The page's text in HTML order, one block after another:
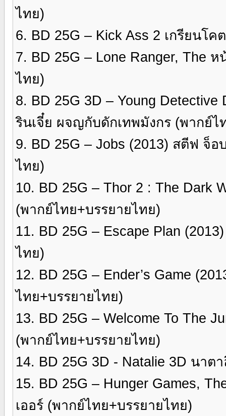
ไทย)
6. BD 25G – Kick Ass 2 เกรียนโ
7. BD 25G – Lone Ranger, The
ไทย)
8. BD 25G 3D – Young Detective
รินเจี๋ย ผจญกับดักเทพมังกร (พากย์ไ
9. BD 25G – Jobs (2013) สตีฟ จ็
ไทย)
10. BD 25G – Thor 2 : The Dark
(พากย์ไทย+บรรยายไทย)
11. BD 25G – Escape Plan
ไทย)
12. BD 25G – Ender’s Game
ไทย+บรรยายไทย)
13. BD 25G – Welcome To The
(พากย์ไทย+บรรยายไทย)
14. BD 25G 3D - Natalie 3D นาต
15. BD 25G – Hunger Games,
เออร์ (พากย์ไทย+บรรยายไทย)